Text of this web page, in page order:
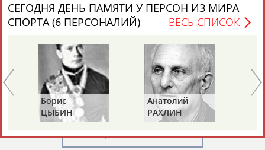
Рамазан
АБДУЛАЕВ
Тагир
АБДУЛАЕВ
Камиль
АБДУЛАЗИЗОВ
Загалав
АБДУЛБЕКОВ
Камалудин
АБДУЛДАУДОВ
Абдула
АБДУЛЖАЛИЛОВ
Магомед
АБДУЛКАГИРОВ
Назир
АБДУЛЛАЕВ
СЕГОДНЯ ДЕНЬ ПАМЯТИ У ПЕРСОН ИЗ МИРА
СПОРТА (6 ПЕРСОНАЛИЙ)
ВЕСЬ СПИСОК
Борис
ЦЫБИН
Анатолий
РАХЛИН